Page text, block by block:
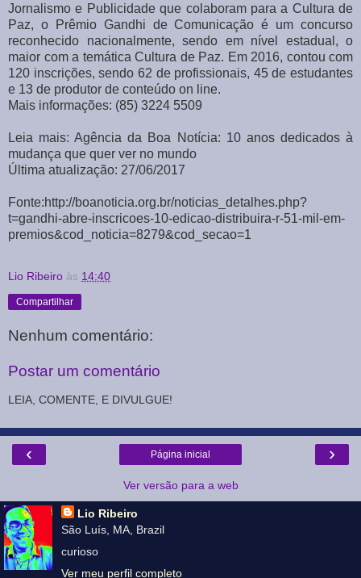
Jornalismo e Publicidade que colaboram para a Cultura de
Paz, o Prêmio Gandhi de Comunicação é um concurso
reconhecido nacionalmente, sendo em nível estadual, o
maior com a temática Cultura de Paz. Em 2016, contou com
120 inscrições, sendo 62 de profissionais, 45 de estudantes
e 13 de produtor de conteúdo on line.
Mais informações: (85) 3224 5509
Leia mais: Agência da Boa Notícia: 10 anos dedicados à
mudança que quer ver no mundo
Última atualização: 27/06/2017
Fonte:http://boanoticia.org.br/noticias_detalhes.php?
t=gandhi-abre-inscricoes-10-edicao-distribuira-r-51-mil-em-
premios&cod_noticia=8279&cod_secao=1
Lio Ribeiro às 14:40
Compartilhar
Nenhum comentário:
Postar um comentário
LEIA, COMENTE, E DIVULGUE!
‹ ›
Página inicial
Ver versão para a web
Lio Ribeiro
São Luís, MA, Brazil
curioso
Ver meu perfil completo